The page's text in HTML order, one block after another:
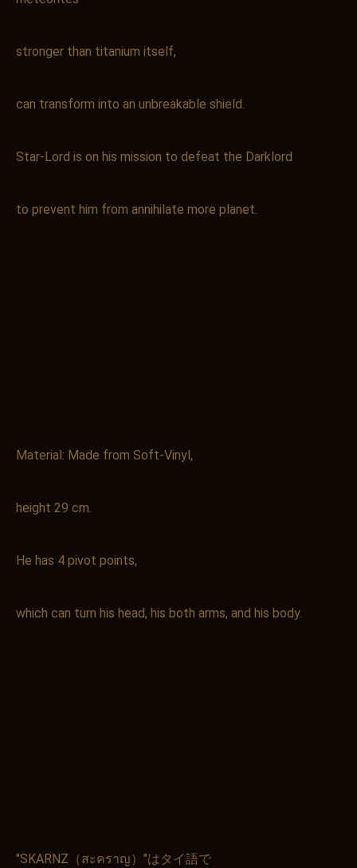
stronger than titanium itself,
can transform into an unbreakable shield.
Star-Lord is on his mission to defeat the Darklord
to prevent him from annihilate more planet.
Material: Made from Soft-Vinyl,
height 29 cm.
He has 4 pivot points,
which can turn his head, his both arms, and his body.
"SKARNZ（สะคราญ）"はタイ語で